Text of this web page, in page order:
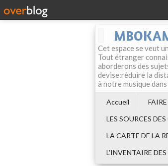
Cet espace se veut
Tout étranger
aborderons des
devise:réduire la
à notre musique
Accueil
LES SOURCES
LA CARTE DE LA
L'INVENTAIRE